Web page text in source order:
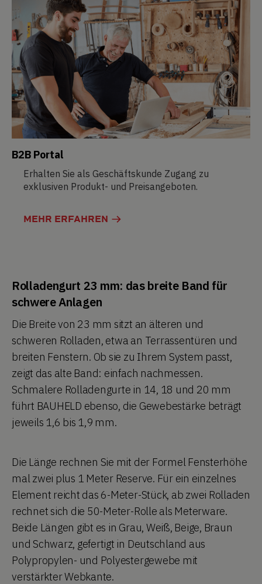
B2B Portal
Erhalten Sie als Geschäftskunde Zugang zu
exklusiven Produkt- und Preisangeboten.
MEHR ERFAHREN
Rolladengurt 23 mm: das breite Band für
schwere Anlagen
Die Breite von 23 mm sitzt an älteren und
schweren Rolladen, etwa an Terrassentüren und
breiten Fenstern. Ob sie zu Ihrem System passt,
zeigt das alte Band: einfach nachmessen.
Schmalere Rolladengurte in 14, 18 und 20 mm
führt BAUHELD ebenso, die Gewebestärke beträgt
jeweils 1,6 bis 1,9 mm.
Die Länge rechnen Sie mit der Formel Fensterhöhe
mal zwei plus 1 Meter Reserve. Für ein einzelnes
Element reicht das 6-Meter-Stück, ab zwei Rolladen
rechnet sich die 50-Meter-Rolle als Meterware.
Beide Längen gibt es in Grau, Weiß, Beige, Braun
und Schwarz, gefertigt in Deutschland aus
Polypropylen- und Polyestergewebe mit
verstärkter Webkante.